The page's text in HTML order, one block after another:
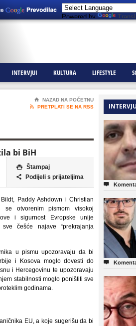
Powered by
INTERVJUI KULTURA LIFESTYLE
⌂
NAZAD NA POČETNU

PRETPLATI SE NA RSS
bi BiH
 Štampaj
 Podijeli s prijateljima
Paddy Ashdown i Christian
se otvorenim pismom visokoj
i sigurnost Evropske unije
češće najave “prekrajanja
u pismu upozoravaju da bi
i Kosova moglo dovesti do
i Hercegovinu te upozoravaju
stabilnosti moglo poništiti sve
godinama.
EU, a koje sugerišu da bi

